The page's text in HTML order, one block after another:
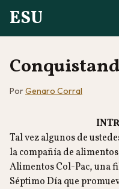
ESU
PorGenaro Corral
Tal vez algunos de
la compañía de
Alimentos Col-Pac, una
Séptimo Día que